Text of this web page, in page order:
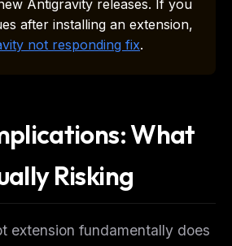
Antigravity releases. If you
after installing an extension,
not responding fix.
What
Risking
extension fundamentally does